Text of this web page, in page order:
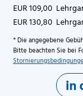
EUR 109,00
EUR 130,80
* Die angegebene
Bitte beachten Sie bei
in